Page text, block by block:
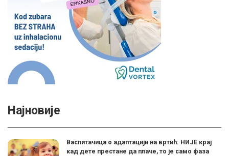
Најновије
Васпитачица о адаптацији на вртић: НИЈЕ крај
кад дете престане да плаче, то је само фаза